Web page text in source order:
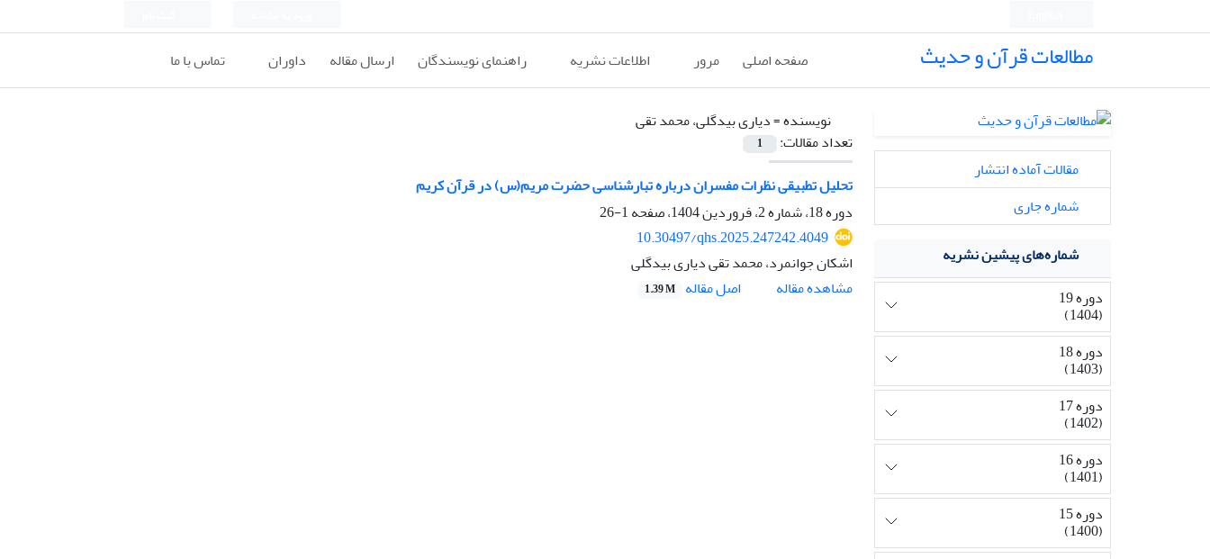
مطالعات قرآن و حدیث صفحه اصلی مرور اطلاعات نشریه راهنمای نویسندگان ارسال مقاله داوران تماس با ما
نویسنده =دیاری بیدگلی، محمد تقی
تعداد مقالات:
1
تحلیل تطبیقی نظرات مفسران درباره تبارشناسی حضرت مریم(س) در قرآن کریم
دوره 18، شماره 2، فروردین 1404، صفحه
1-26
10.30497/qhs.2025.247242.4049
اشکان جوانمرد، محمد تقی دیاری بیدگلی
مشاهده مقاله
اصل مقاله 1.39 M
مقالات آماده انتشار
شماره جاری
شماره‌های پیشین نشریه
دوره 19
(1404)
دوره 18
(1403)
دوره 17
(1402)
دوره 16
(1401)
دوره 15
(1400)